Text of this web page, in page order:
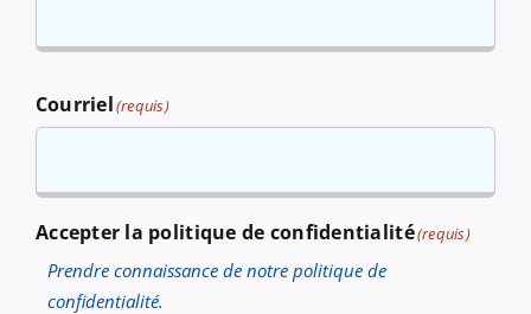
Courriel(requis)
Accepter la politique de confidentialité(requis)
Prendre connaissance de notre politique de
confidentialité.